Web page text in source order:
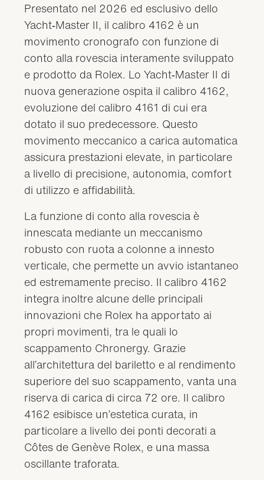
Presentato nel 2026 ed esclusivo dello
Yacht‑Master II, il calibro 4162 è un
movimento cronografo con funzione di
conto alla rovescia interamente sviluppato
e prodotto da Rolex. Lo Yacht‑Master II di
nuova generazione ospita il calibro 4162,
evoluzione del calibro 4161 di cui era
dotato il suo predecessore. Questo
movimento meccanico a carica automatica
assicura prestazioni elevate, in particolare
a livello di precisione, autonomia, comfort
di utilizzo e affidabilità.
La funzione di conto alla rovescia è
innescata mediante un meccanismo
robusto con ruota a colonne a innesto
verticale, che permette un avvio istantaneo
ed estremamente preciso. Il calibro 4162
integra inoltre alcune delle principali
innovazioni che Rolex ha apportato ai
propri movimenti, tra le quali lo
scappamento Chronergy. Grazie
all’architettura del bariletto e al rendimento
superiore del suo scappamento, vanta una
riserva di carica di circa 72 ore. Il calibro
4162 esibisce un’estetica curata, in
particolare a livello dei ponti decorati a
Côtes de Genève Rolex, e una massa
oscillante traforata.